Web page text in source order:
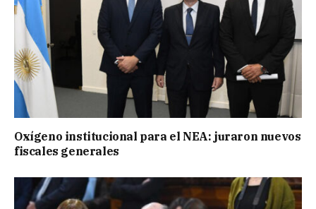
Oxígeno institucional para el NEA: juraron nuevos
fiscales generales